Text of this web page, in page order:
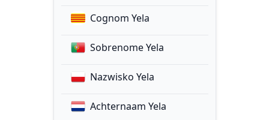
Cognom Yela
Sobrenome Yela
Nazwisko Yela
Achternaam Yela